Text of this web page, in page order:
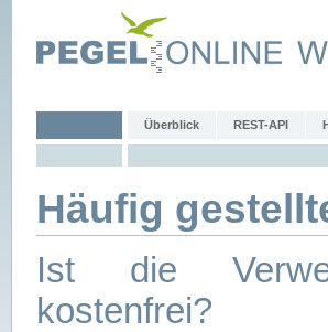
Überblick REST-API
Häufig
Ist die
kostenfrei?